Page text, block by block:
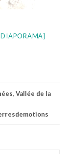
DIAPORAMA]
, Vallée de la